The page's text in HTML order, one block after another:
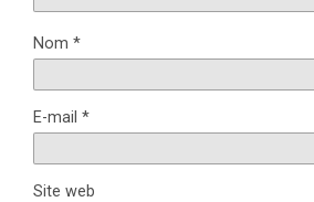
Nom *
E-mail *
Site web